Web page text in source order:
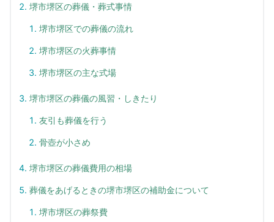
堺市堺区の葬儀・葬式事情
堺市堺区での葬儀の流れ
堺市堺区の火葬事情
堺市堺区の主な式場
堺市堺区の葬儀の風習・しきたり
友引も葬儀を行う
骨壺が小さめ
堺市堺区の葬儀費用の相場
葬儀をあげるときの堺市堺区の補助金について
堺市堺区の葬祭費